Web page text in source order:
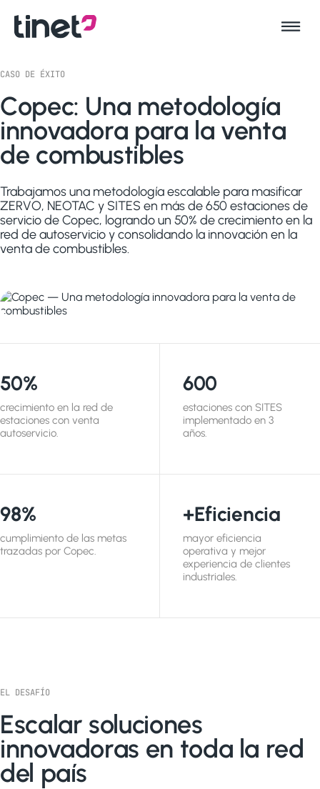
CASO DE ÉXITO
Copec: Una metodología
innovadora para la venta
de combustibles
Trabajamos una metodología escalable para masificar
ZERVO, NEOTAC y SITES en más de 650 estaciones de
servicio de Copec, logrando un 50% de crecimiento en la
red de autoservicio y consolidando la innovación en la
venta de combustibles.
50%
crecimiento en la red de
estaciones con venta
autoservicio.
600
estaciones con SITES
implementado en 3
años.
98%
cumplimiento de las metas
trazadas por Copec.
+Eficiencia
mayor eficiencia
operativa y mejor
experiencia de clientes
industriales.
EL DESAFÍO
Escalar soluciones
innovadoras en toda la red
del país